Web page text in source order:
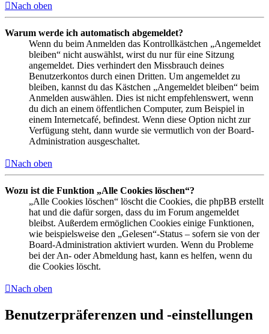
Nach oben
Warum werde ich automatisch abgemeldet?
Wenn du beim Anmelden das Kontrollkästchen „Angemeldet
bleiben“ nicht auswählst, wirst du nur für eine Sitzung
angemeldet. Dies verhindert den Missbrauch deines
Benutzerkontos durch einen Dritten. Um angemeldet zu
bleiben, kannst du das Kästchen „Angemeldet bleiben“ beim
Anmelden auswählen. Dies ist nicht empfehlenswert, wenn
du dich an einem öffentlichen Computer, zum Beispiel in
einem Internetcafé, befindest. Wenn diese Option nicht zur
Verfügung steht, dann wurde sie vermutlich von der Board-
Administration ausgeschaltet.
Nach oben
Wozu ist die Funktion „Alle Cookies löschen“?
„Alle Cookies löschen“ löscht die Cookies, die phpBB erstellt
hat und die dafür sorgen, dass du im Forum angemeldet
bleibst. Außerdem ermöglichen Cookies einige Funktionen,
wie beispielsweise den „Gelesen“-Status – sofern sie von der
Board-Administration aktiviert wurden. Wenn du Probleme
bei der An- oder Abmeldung hast, kann es helfen, wenn du
die Cookies löscht.
Nach oben
Benutzerpräferenzen und -einstellungen